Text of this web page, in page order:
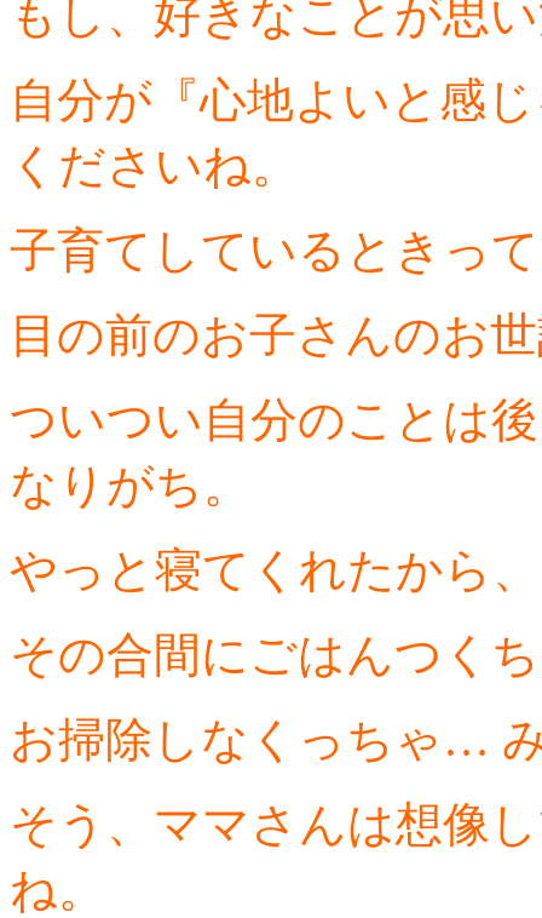
もし、好きなことが思
自分が『心地よいと感
くださいね。
子育てしているときっ
目の前のお子さんのお
ついつい自分のことは
なりがち。
やっと寝てくれたから、
その合間にごはんつく
お掃除しなくっちゃ…
そう、ママさんは想像
ね。